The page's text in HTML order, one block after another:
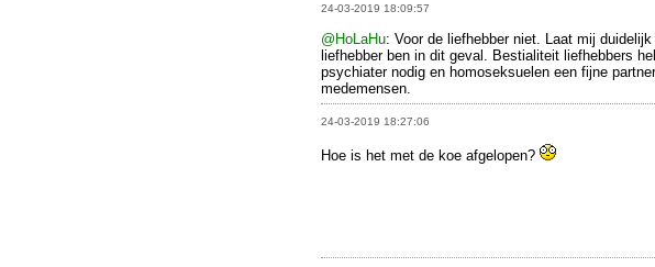
24-03-2019 18:09:57
@HoLaHu: Voor de liefhebber niet. Laat mij
liefhebber ben in dit geval. Bestialiteit liefhebbers
psychiater nodig en homoseksuelen een fijne
medemensen.
24-03-2019 18:27:06
Hoe is het met de koe afgelopen?